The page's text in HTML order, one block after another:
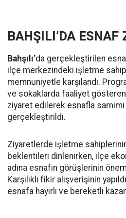
BAHŞILI’DA ESNAF
Bahşılı’da gerçekleştirilen
ilçe merkezindeki işletme
memnuniyetle karşılandı.
ve sokaklarda faaliyet
ziyaret edilerek esnafla
gerçekleştirildi.
Ziyaretlerde işletme
beklentileri dinlenirken, ilçe
adına esnafın görüşlerinin
Karşılıklı fikir alışverişinin
esnafa hayırlı ve bereketli